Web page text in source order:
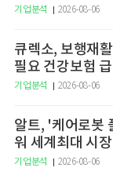
기업분석 2026-08-06
큐렉소, 보행재
필요 건강보험
기업분석 2026-08-06
알트, '케어로봇
워 세계최대 시
기업분석 2026-08-06